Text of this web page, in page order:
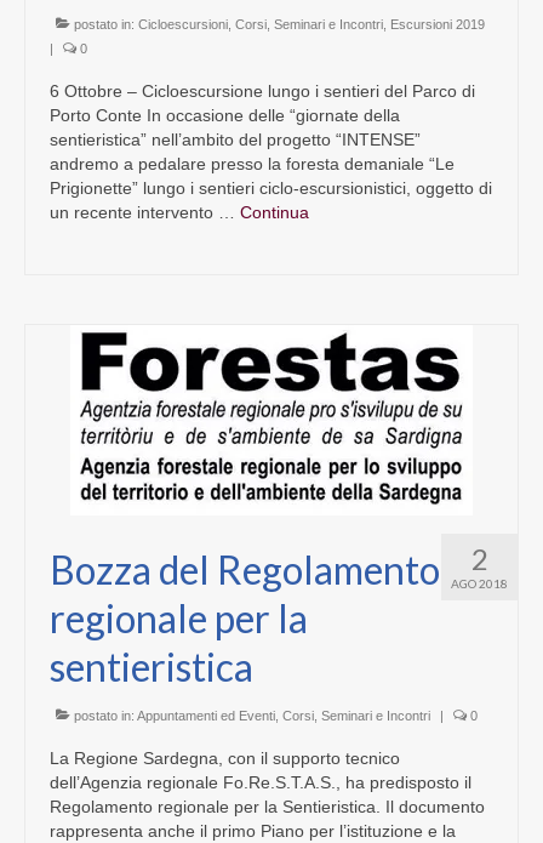
postato in: Cicloescursioni Corsi, Seminari e Incontri Escursioni 2019
|
0
6 Ottobre – Cicloescursione lungo i sentieri del Parco di
Porto Conte In occasione delle “giornate della
sentieristica” nell’ambito del progetto “INTENSE”
andremo a pedalare presso la foresta demaniale “Le
Prigionette” lungo i sentieri ciclo-escursionistici, oggetto di
un recente intervento … Continua
2
AGO 2018
Bozza del Regolamento
regionale per la
sentieristica
postato in: Appuntamenti ed Eventi Corsi, Seminari e Incontri | 0
La Regione Sardegna, con il supporto tecnico
dell’Agenzia regionale Fo.Re.S.T.A.S., ha predisposto il
Regolamento regionale per la Sentieristica. Il documento
rappresenta anche il primo Piano per l’istituzione e la